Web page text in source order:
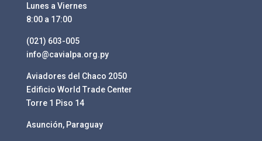
Lunes a Viernes
8:00 a 17:00
(021) 603-005
info@cavialpa.org.py
Aviadores del Chaco 2050
Edificio World Trade Center
Torre 1 Piso 14
Asunción, Paraguay